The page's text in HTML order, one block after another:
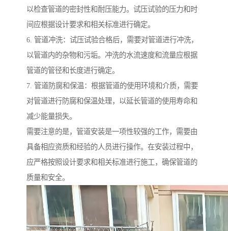
以检查管道的密封性和耐压能力。试压试验的压力和时
间应根据设计要求和相关标准进行确定。
6. 管道冲洗：试压试验合格后，需要对管道进行冲洗，
以管道内的杂物和污垢。冲洗的水流速度和流量应根据
管道的管径和长度进行确定。
7. 管道防腐和保温：根据管道的使用环境和介质，需要
对管道进行防腐和保温处理，以延长管道的使用寿命和
减少能量损失。
需要注意的是，管道安装是一项性较强的工作，需要由
具备相应资质和经验的人员进行操作。在安装过程中，
应严格按照设计要求和相关标准进行施工，确保管道的
质量和安全。